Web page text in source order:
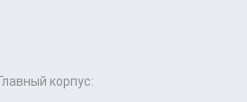
Главный корпус: